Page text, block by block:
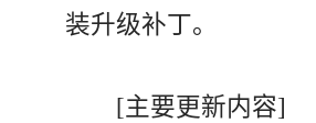
装升级补丁。
[主要更新内容]